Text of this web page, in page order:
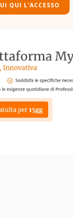
QUI L'ACCESSO